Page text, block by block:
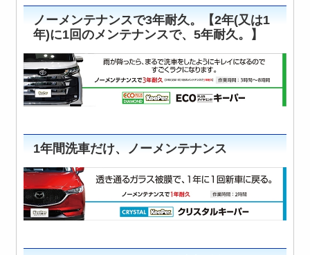
ノーメンテナンスで3年耐久。【2年(又は1
年)に1回のメンテナンスで、5年耐久。】
1年間洗車だけ、ノーメンテナンス